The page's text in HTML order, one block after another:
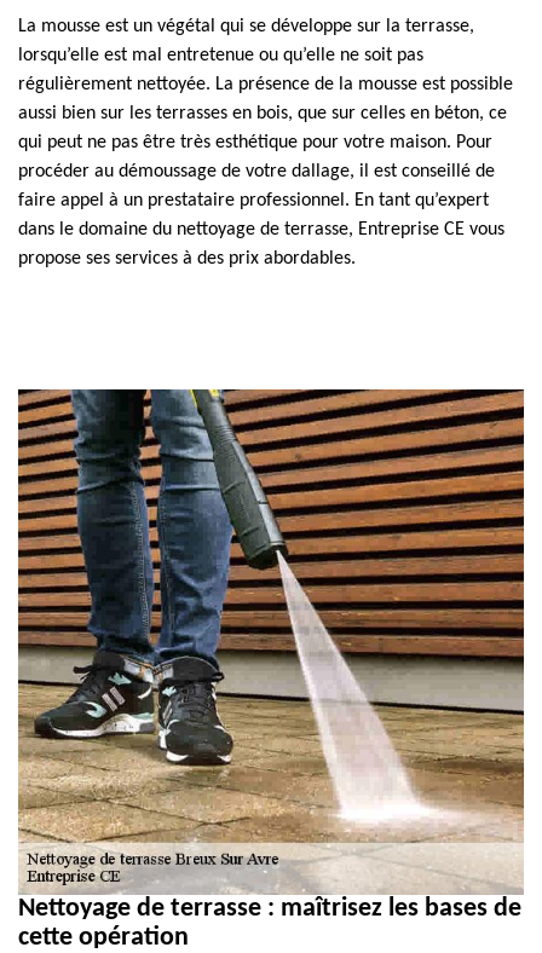
La mousse est un végétal qui se développe sur la terrasse,
lorsqu’elle est mal entretenue ou qu’elle ne soit pas
régulièrement nettoyée. La présence de la mousse est possible
aussi bien sur les terrasses en bois, que sur celles en béton, ce
qui peut ne pas être très esthétique pour votre maison. Pour
procéder au démoussage de votre dallage, il est conseillé de
faire appel à un prestataire professionnel. En tant qu’expert
dans le domaine du nettoyage de terrasse, Entreprise CE vous
propose ses services à des prix abordables.
Nettoyage de terrasse : maîtrisez les bases de
cette opération